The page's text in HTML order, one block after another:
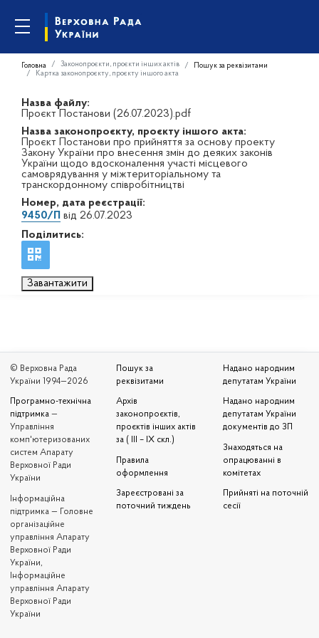
Головна Законопроєкти, проєкти інших актів
Пошук за реквізитами
Картка законопроєкту, проєкту іншого акта
Назва файлу:
Проєкт Постанови (26.07.2023).pdf
Назва законопроєкту, проєкту іншого акта:
Проєкт Постанови про прийняття за основу проекту
Закону України про внесення змін до деяких законів
України щодо вдосконалення участі місцевого
самоврядування у міжтериторіальному та
транскордонному співробітництві
Номер, дата реєстрації:
9450/П від 26.07.2023
Поділитись:
Завантажити
© Верховна Рада
України 1994—2026
Програмно-технічна
підтримка —
Управління
комп'ютеризованих
систем Апарату
Верховної Ради
України
Iнформаційна
підтримка — Головне
організаційне
управління Апарату
Верховної Ради
України,
Інформаційне
управління Апарату
Верховної Ради
України
Пошук за
реквізитами
Архів
законопроєктів,
проєктів інших актів
за ( III – IX скл.)
Правила
оформлення
Зареєстровані за
поточний тиждень
Надано народним
депутатам України
Надано народним
депутатам України
документів до ЗП
Знаходяться на
опрацюванні в
комітетах
Прийняті на поточній
сесії